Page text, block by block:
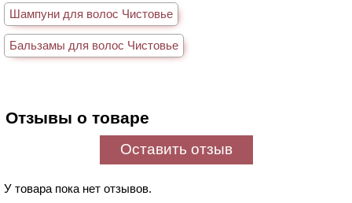
Шампуни для волос Чистовье
Бальзамы для волос Чистовье
Отзывы о товаре
Оставить отзыв
У товара пока нет отзывов.